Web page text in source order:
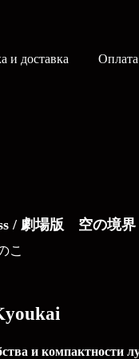
и доставка Оплата
/ 劇場版 空の境界
こ
и компактности